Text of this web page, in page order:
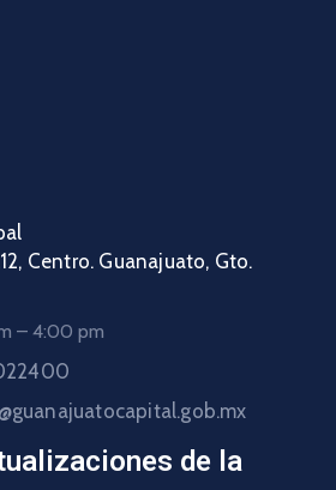
Municipal
Centro. Guanajuato, Gto.
– 4:00 pm
de la